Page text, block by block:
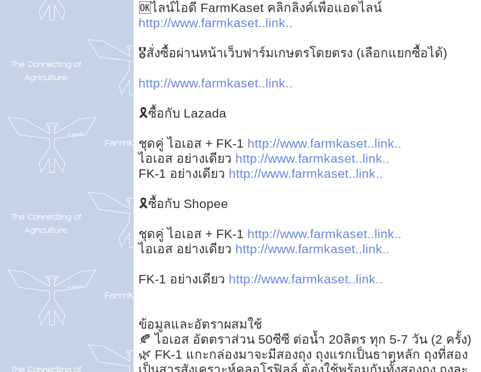
🆗ไลน์ไอดี FarmKaset คลิกลิงค์เพื่อแอดไลน์
http://www.farmkaset..link..
🎖สั่งซื้อผ่านหน้าเว็บฟาร์มเกษตรโดยตรง (เลือกแยกซื้อได้)
http://www.farmkaset..link..
🎗ซื้อกับ Lazada
ชุดคู่ ไอเอส + FK-1 http://www.farmkaset..link..
ไอเอส อย่างเดียว http://www.farmkaset..link..
FK-1 อย่างเดียว http://www.farmkaset..link..
🎗ซื้อกับ Shopee
ชุดคู่ ไอเอส + FK-1 http://www.farmkaset..link..
ไอเอส อย่างเดียว http://www.farmkaset..link..
FK-1 อย่างเดียว http://www.farmkaset..link..
ข้อมูลและอัตราผสมใช้
🍂 ไอเอส อัตตราส่วน 50ซีซี ต่อน้ำ 20ลิตร ทุก 5-7 วัน (2 ครั้ง)
🌿 FK-1 แกะกล่องมาจะมีสองถุง ถุงแรกเป็นธาตุหลัก ถุงที่สอง